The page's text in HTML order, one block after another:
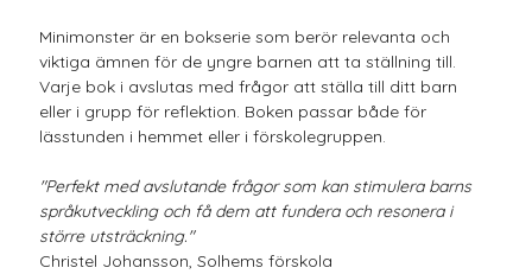
Minimonster är en bokserie som berör relevanta och
viktiga ämnen för de yngre barnen att ta ställning till.
Varje bok i avslutas med frågor att ställa till ditt barn
eller i grupp för reflektion. Boken passar både för
lässtunden i hemmet eller i förskolegruppen.
"Perfekt med avslutande frågor som kan stimulera barns
språkutveckling och få dem att fundera och resonera i
större utsträckning."
Christel Johansson, Solhems förskola